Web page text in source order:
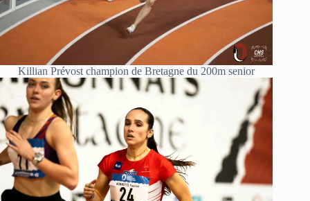
Killian Prévost champion de Bretagne du 200m senior